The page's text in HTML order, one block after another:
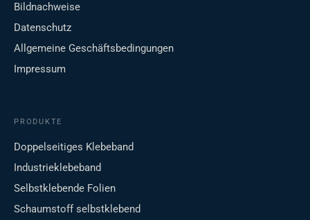
Bildnachweise
Datenschutz
Allgemeine Geschäftsbedingungen
Impressum
PRODUKTE
Doppelseitiges Klebeband
Industrieklebeband
Selbstklebende Folien
Schaumstoff selbstklebend